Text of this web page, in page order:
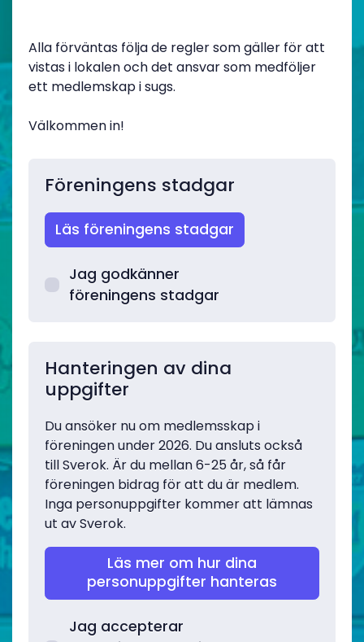
Alla förväntas följa de regler som gäller för att
vistas i lokalen och det ansvar som medföljer
ett medlemskap i sugs.
Välkommen in!
Föreningens stadgar
Läs föreningens stadgar
Jag godkänner
föreningens stadgar
Hanteringen av dina
uppgifter
Du ansöker nu om medlemsskap i
föreningen under 2026. Du ansluts också
till Sverok. Är du mellan 6-25 år, så får
föreningen bidrag för att du är medlem.
Inga personuppgifter kommer att lämnas
ut av Sverok.
Läs mer om hur dina
personuppgifter hanteras
Jag accepterar